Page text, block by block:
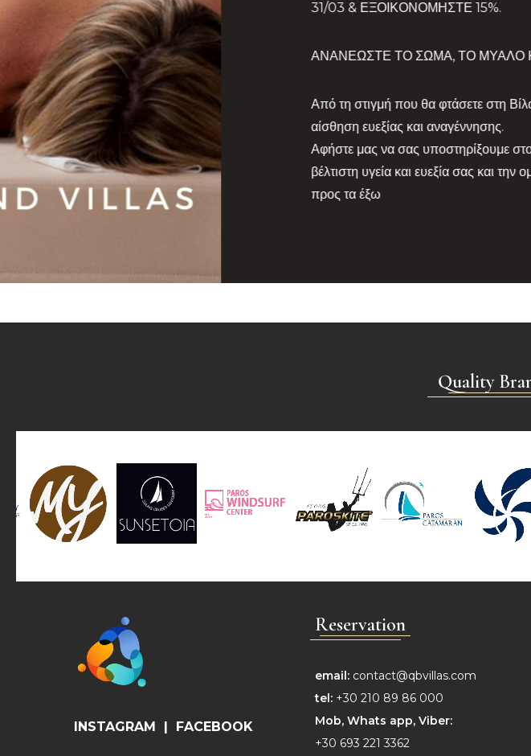
Quality
INSTAGRAM | FACEBOOK
Reservation
email: contact@qbvillas.com
tel: +30 210 89 86 000
Mob, Whats app, Viber:
+30 693 221 3362